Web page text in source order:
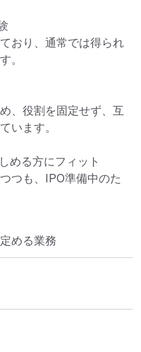
おり、通常では得られ
。
、役割を固定せず、互
います。
める方にフィット
つも、IPO準備中のた
める業務